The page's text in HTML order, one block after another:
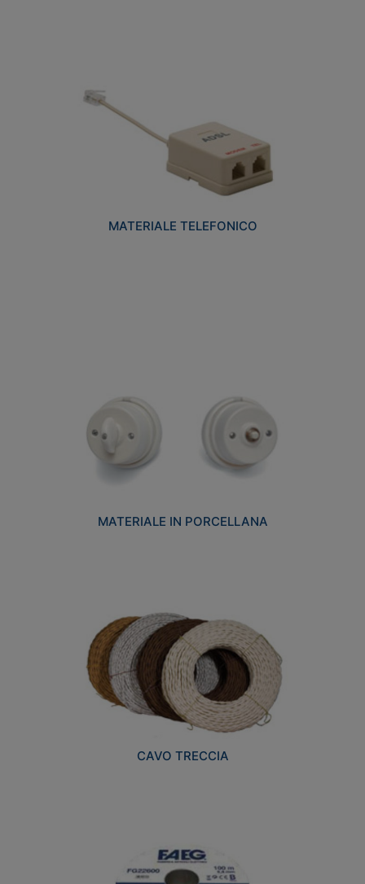
MATERIALE TELEFONICO
MATERIALE IN PORCELLANA
CAVO TRECCIA